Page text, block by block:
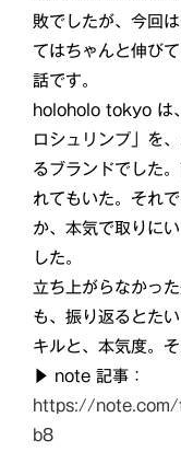
敗でしたが、今回
てはちゃんと伸び
話です。
holoholo tokyo は
ロシュリンプ」を
るブランドでした
れてもいた。それ
か、本気で取りに
した。
立ち上がらなかっ
も、振り返るとた
キルと、本気度。
▶ note 記事：
https://
b8